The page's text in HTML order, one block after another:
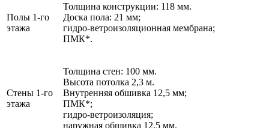
Полы 1-го
этажа
Толщина конструкции: 118 мм.
Доска пола: 21 мм;
гидро-ветроизоляционная мембрана;
ПМК*.
Стены 1-го
этажа
Толщина стен: 100 мм.
Высота потолка 2,3 м.
Внутренняя обшивка 12,5 мм;
ПМК*;
гидро-ветроизоляция;
наружная обшивка 12,5 мм.